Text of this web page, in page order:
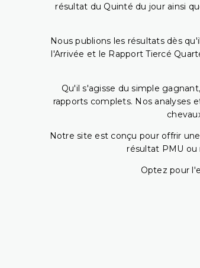
résultat du Quinté du jour ainsi
Nous publions les résultats dès
l'Arrivée et le Rapport Tiercé
Qu'il s'agisse du simple
rapports complets. Nos analyses
Notre site est conçu pour offrir
résultat PMU ou
Optez pour